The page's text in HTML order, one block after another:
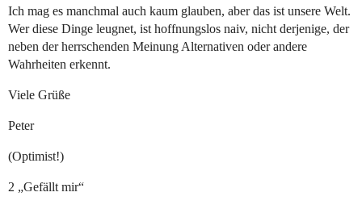
Ich mag es manchmal auch kaum glauben, aber das ist unsere Welt.
Wer diese Dinge leugnet, ist hoffnungslos naiv, nicht derjenige, der
neben der herrschenden Meinung Alternativen oder andere
Wahrheiten erkennt.
Viele Grüße
Peter
(Optimist!)
2 „Gefällt mir“